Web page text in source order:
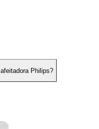
Philips?